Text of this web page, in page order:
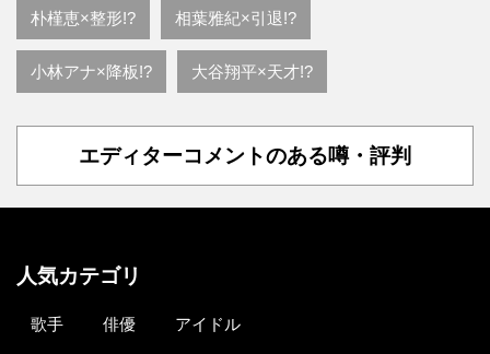
朴槿恵×整形!? 相葉雅紀×引退!?
小林アナ×降板!? 大谷翔平×天才!?
エディターコメントのある噂・評判
人気カテゴリ
歌手 俳優 アイドル